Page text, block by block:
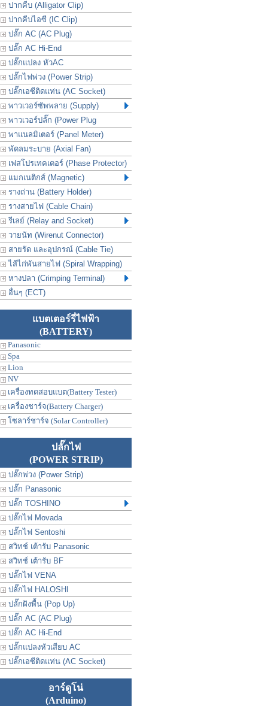
ปากคีบ (Alligator Clip)
ปากคีบไอซี (IC Clip)
ปลั๊ก AC (AC Plug)
ปลั๊ก AC Hi-End
ปลั๊กแปลง หัวAC
ปลั๊กไฟพ่วง (Power Strip)
ปลั๊กเอซีติดแท่น (AC Socket)
พาวเวอร์ซัพพลาย (Supply)
พาวเวอร์ปลั๊ก (Power Plug
พาแนลมิเตอร์ (Panel Meter)
พัดลมระบาย (Axial Fan)
เฟสโปรเทคเตอร์ (Phase Protector)
แมกเนติกส์ (Magnetic)
รางถ่าน (Battery Holder)
รางสายไฟ (Cable Chain)
รีเลย์ (Relay and Socket)
วายนัท (Wirenut Connector)
สายรัด และอุปกรณ์ (Cable Tie)
ไส้ไก่พันสายไฟ (Spiral Wrapping)
หางปลา (Crimping Terminal)
อื่นๆ (ECT)
แบตเตอร์รี่ไฟฟ้า
(BATTERY)
Panasonic
Spa
Lion
NV
เครื่องทดสอบแบต(Battery Tester)
เครื่องชาร์จ(Battery Charger)
โซลาร์ชาร์จ (Solar Controller)
ปลั๊กไฟ
(POWER STRIP)
ปลั๊กพ่วง (Power Strip)
ปลั๊ก Panasonic
ปลั๊ก TOSHINO
ปลั๊กไฟ Movada
ปลั๊กไฟ Sentoshi
สวิทช์ เต้ารับ Panasonic
สวิทช์ เต้ารับ BF
ปลั๊กไฟ VENA
ปลั๊กไฟ HALOSHI
ปลั๊กฝังพื้น (Pop Up)
ปลั๊ก AC (AC Plug)
ปลั๊ก AC Hi-End
ปลั๊กแปลงหัวเสียบ AC
ปลั๊กเอซีติดแท่น (AC Socket)
อาร์ดูโน่
(Arduino)